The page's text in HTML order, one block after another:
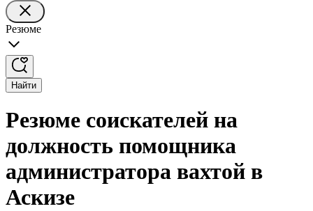
Резюме
Найти
Резюме соискателей на
должность помощника
администратора вахтой в
Аскизе